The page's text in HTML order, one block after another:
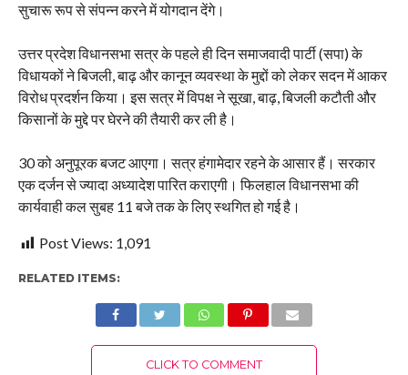
सुचारू रूप से संपन्न करने में योगदान देंगे।
उत्तर प्रदेश विधानसभा सत्र के पहले ही दिन समाजवादी पार्टी (सपा) के
विधायकों ने बिजली, बाढ़ और कानून व्यवस्था के मुद्दों को लेकर सदन में आकर
विरोध प्रदर्शन किया। इस सत्र में विपक्ष ने सूखा, बाढ़, बिजली कटौती और
किसानों के मुद्दे पर घेरने की तैयारी कर ली है।
30 को अनुपूरक बजट आएगा। सत्र हंगामेदार रहने के आसार हैं। सरकार
एक दर्जन से ज्यादा अध्यादेश पारित कराएगी। फिलहाल विधानसभा की
कार्यवाही कल सुबह 11 बजे तक के लिए स्थगित हो गई है।
Post Views: 1,091
RELATED ITEMS:
CLICK TO COMMENT